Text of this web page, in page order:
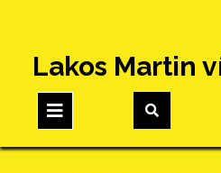
content
Lakos Martin
Button